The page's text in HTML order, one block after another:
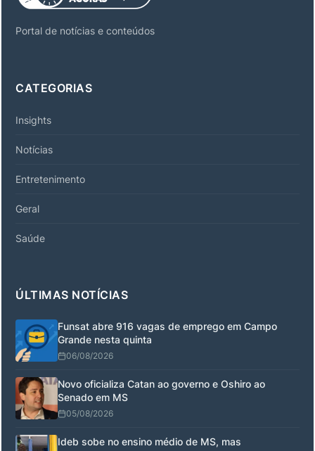
Portal de notícias e conteúdos
CATEGORIAS
Insights
Notícias
Entretenimento
Geral
Saúde
ÚLTIMAS NOTÍCIAS
Funsat abre 916 vagas de emprego em Campo
Grande nesta quinta
06/08/2026
Novo oficializa Catan ao governo e Oshiro ao
Senado em MS
05/08/2026
Ideb sobe no ensino médio de MS, mas